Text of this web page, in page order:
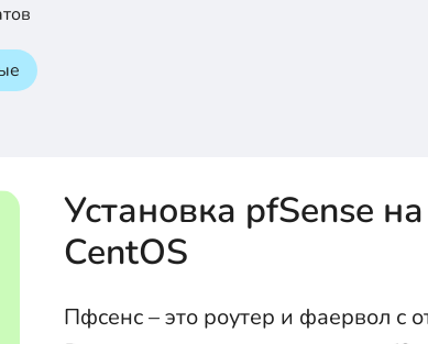
Установка pfSense
CentOS
Пфсенс – это роутер и фаервол с